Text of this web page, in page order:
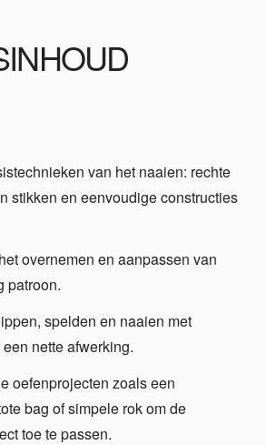
van het naaien: rechte
stikken en eenvoudige constructies
overnemen en aanpassen van
patroon.
spelden en naaien met
nette afwerking.
oefenprojecten zoals een
bag of simpele rok om de
toe te passen.